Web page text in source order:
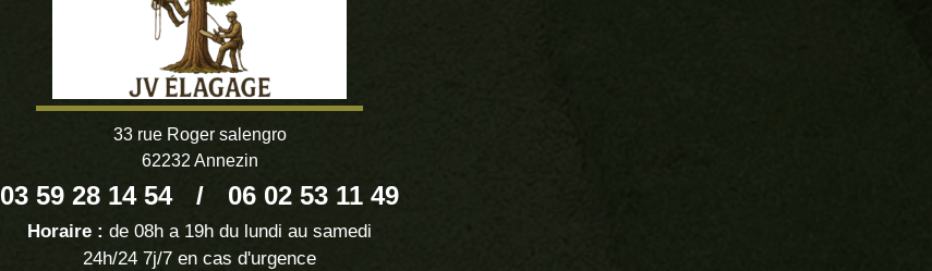
33 rue Roger salengro
62232 Annezin
03 59 28 14 54 / 06 02 53 11 49
Horaire : de 08h a 19h du lundi au samedi
24h/24 7j/7 en cas d'urgence